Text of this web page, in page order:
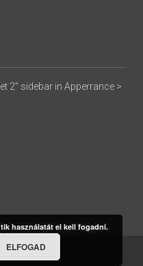
2" sidebar in Apperrance >
Reserved
használatát el kell fogadni.
ELFOGAD